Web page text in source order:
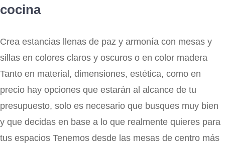
cocina
Crea estancias llenas de paz y armonía con mesas y
sillas en colores claros y oscuros o en color madera
Tanto en material, dimensiones, estética, como en
precio hay opciones que estarán al alcance de tu
presupuesto, solo es necesario que busques muy bien
y que decidas en base a lo que realmente quieres para
tus espacios Tenemos desde las mesas de centro más